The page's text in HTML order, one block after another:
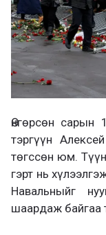
Өнгөрсөн
тэргүүн
төгссөн юм.
гэрт нь
Навальныйг
шаардаж байгаа